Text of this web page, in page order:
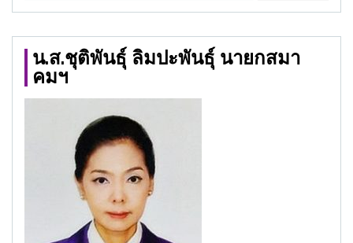
น.ส.ชุติพันธุ์ ลิมปะพันธุ์ นายกสมา
คมฯ